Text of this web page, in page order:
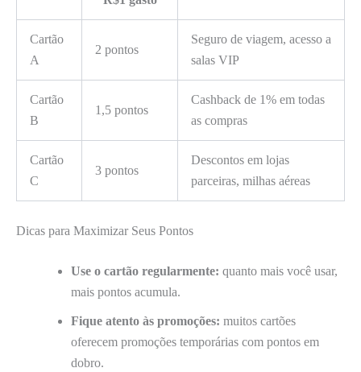
Cartão
A
2 pontos
Seguro de viagem, acesso a
salas VIP
Cartão
B
1,5 pontos
Cashback de 1% em todas
as compras
Cartão
C
3 pontos
Descontos em lojas
parceiras, milhas aéreas
Dicas para Maximizar Seus Pontos
Use o cartão regularmente: quanto mais você usar,
mais pontos acumula.
Fique atento às promoções: muitos cartões
oferecem promoções temporárias com pontos em
dobro.